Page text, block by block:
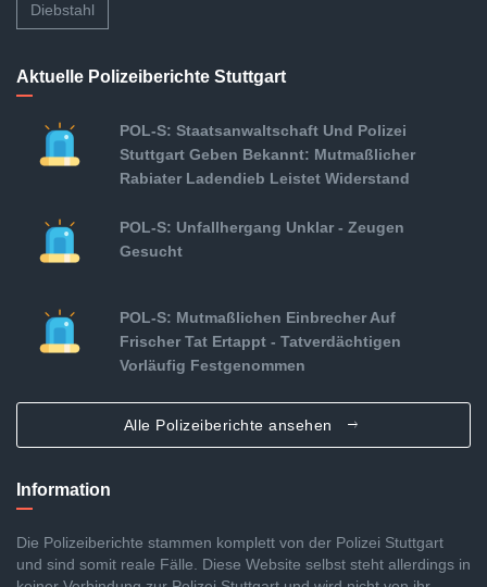
Diebstahl
Aktuelle Polizeiberichte Stuttgart
POL-S: Staatsanwaltschaft Und Polizei
Stuttgart Geben Bekannt: Mutmaßlicher
Rabiater Ladendieb Leistet Widerstand
POL-S: Unfallhergang Unklar - Zeugen
Gesucht
POL-S: Mutmaßlichen Einbrecher Auf
Frischer Tat Ertappt - Tatverdächtigen
Vorläufig Festgenommen
Alle Polizeiberichte ansehen
Information
Die Polizeiberichte stammen komplett von der Polizei Stuttgart
und sind somit reale Fälle. Diese Website selbst steht allerdings in